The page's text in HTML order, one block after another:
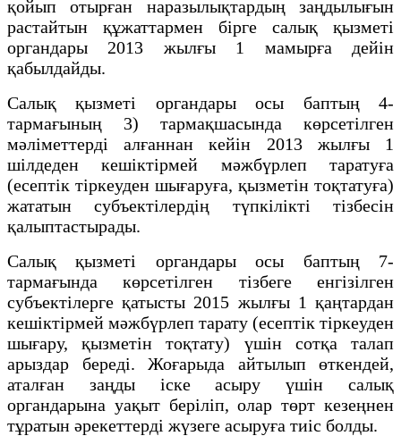
қойып отырған наразылықтардың заңдылығын
растайтын құжаттармен бірге салық қызметі
органдары 2013 жылғы 1 мамырға дейін
қабылдайды.
Салық қызметі органдары осы баптың 4-
тармағының 3) тармақшасында көрсетілген
мәліметтерді алғаннан кейін 2013 жылғы 1
шілдеден кешіктірмей мәжбүрлеп таратуға
(есептік тіркеуден шығаруға, қызметін тоқтатуға)
жататын субъектілердің түпкілікті тізбесін
қалыптастырады.
Салық қызметі органдары осы баптың 7-
тармағында көрсетілген тізбеге енгізілген
субъектілерге қатысты 2015 жылғы 1 қаңтардан
кешіктірмей мәжбүрлеп тарату (есептік тіркеуден
шығару, қызметін тоқтату) үшін сотқа талап
арыздар береді. Жоғарыда айтылып өткендей,
аталған заңды іске асыру үшін салық
органдарына уақыт беріліп, олар төрт кезеңнен
тұратын әрекеттерді жүзеге асыруға тиіс болды.